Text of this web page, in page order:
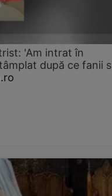
'Am intrat în
după ce fanii